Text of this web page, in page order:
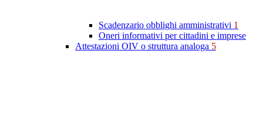
Scadenzario obblighi amministrativi 1
Oneri informativi per cittadini e imprese
Attestazioni OIV o struttura analoga 5